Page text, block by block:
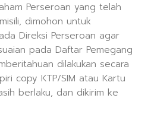
Perseroan yang telah
dimohon untuk
Direksi Perseroan agar
pada Daftar Pemegang
dilakukan secara
copy KTP/SIM atau Kartu
berlaku, dan dikirim ke